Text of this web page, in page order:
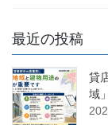
最近の投稿
貸
域